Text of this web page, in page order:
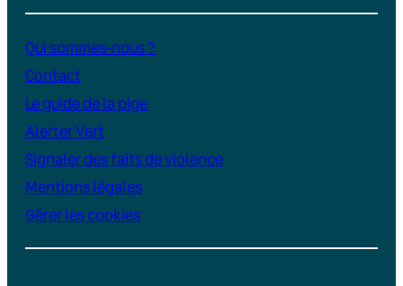
Qui sommes-nous ?
Contact
Le guide de la pige
Alerter Vert
Signaler des faits de violence
Mentions légales
Gérer les cookies